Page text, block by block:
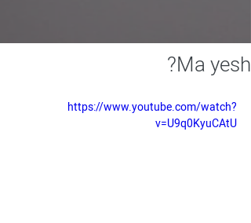
Ma yesh?
https://www.youtube.com/watch?
v=U9q0KyuCAtU